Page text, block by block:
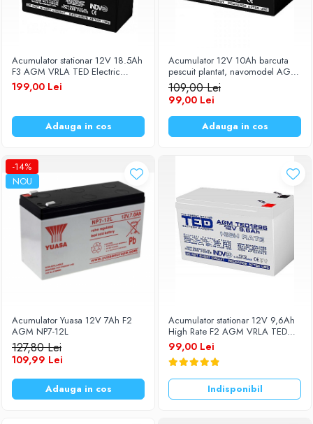
Acumulator stationar 12V 18.5Ah
F3 AGM VRLA TED Electric
TED12185
199,00 Lei
Adauga in cos
Acumulator 12V 10Ah barcuta
pescuit plantat, navomodel AGM
VRLA TED Electric
109,00 Lei
99,00 Lei
Adauga in cos
-14%
NOU
Acumulator Yuasa 12V 7Ah F2
AGM NP7-12L
127,80 Lei
109,99 Lei
Adauga in cos
Acumulator stationar 12V 9,6Ah
High Rate F2 AGM VRLA TED
Electric TED1296
99,00 Lei
Indisponibil